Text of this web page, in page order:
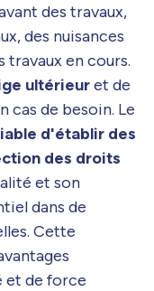
des travaux,
des nuisances
travaux en cours.
ultérieuret de
cas de besoin. Le
d'établir des
des droits
et son
dans de
Cette
et de force